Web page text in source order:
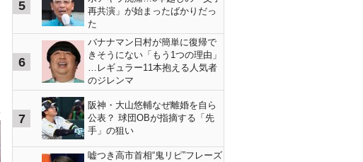
5
再共演」が始まったばかりだっ
た
6
バナナマン日村が簡単に復帰で
きそうにない「もう1つの理由」
…レギュラー11本抱える人気者
のジレンマ
7
阪神・大山悠輔なぜ離婚を自ら
公表？ 球団OBが指摘する「先
手」の狙い
嘘つき高市首相“鬼リピ”フレーズ